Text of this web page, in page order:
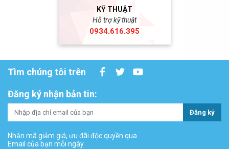
KỸ THUẬT
Hỗ trợ kỹ thuật
0934.616.395
Tìm chúng tôi trên
Đăng ký nhận bản tin:
Đăng ký
Nhận mã giảm giá, ưu đãi độc quyền qua
Email của bạn mỗi ngày.